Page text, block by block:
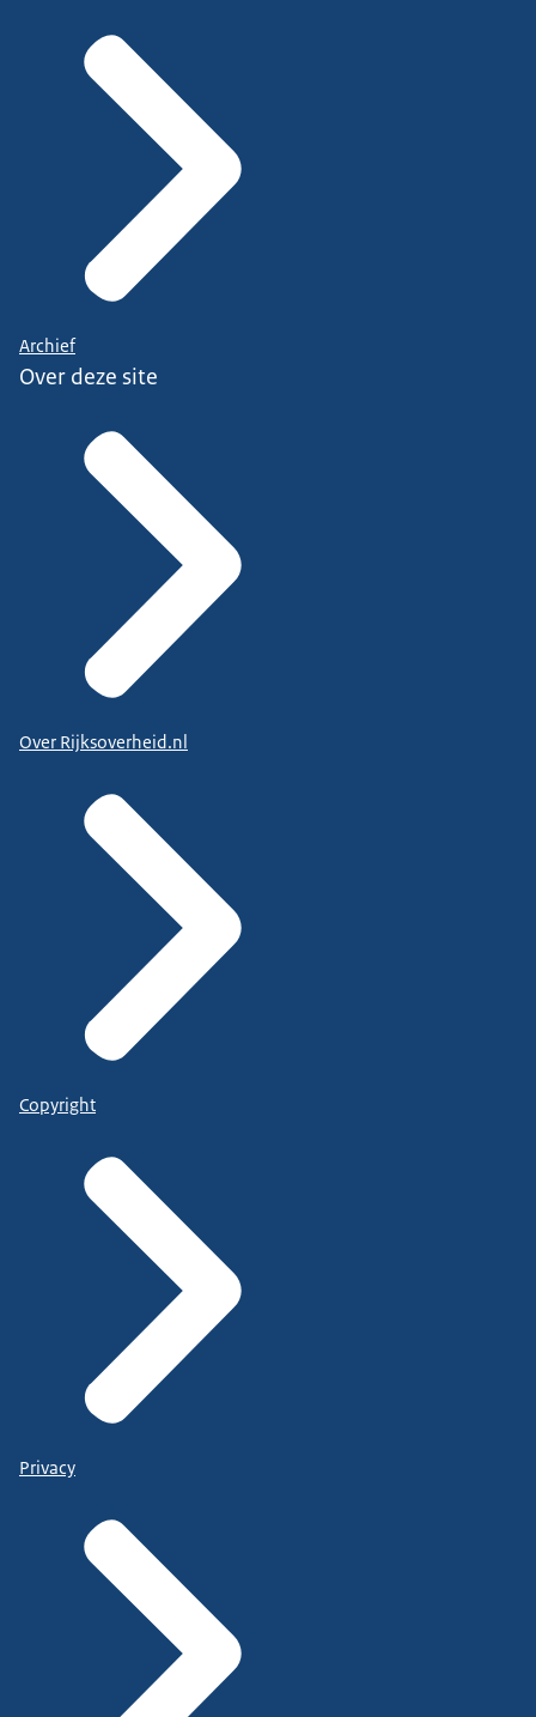
Archief
Over deze site
Over Rijksoverheid.nl
Copyright
Privacy